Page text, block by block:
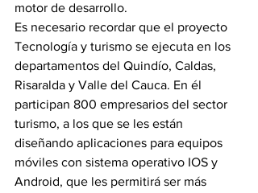
motor de desarrollo.
Es necesario recordar que el proyecto
Tecnología y turismo se ejecuta en los
departamentos del Quindío, Caldas,
Risaralda y Valle del Cauca. En él
participan 800 empresarios del sector
turismo, a los que se les están
diseñando aplicaciones para equipos
móviles con sistema operativo IOS y
Android, que les permitirá ser más